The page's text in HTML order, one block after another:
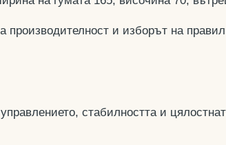
производителност и изборът на
стабилността и